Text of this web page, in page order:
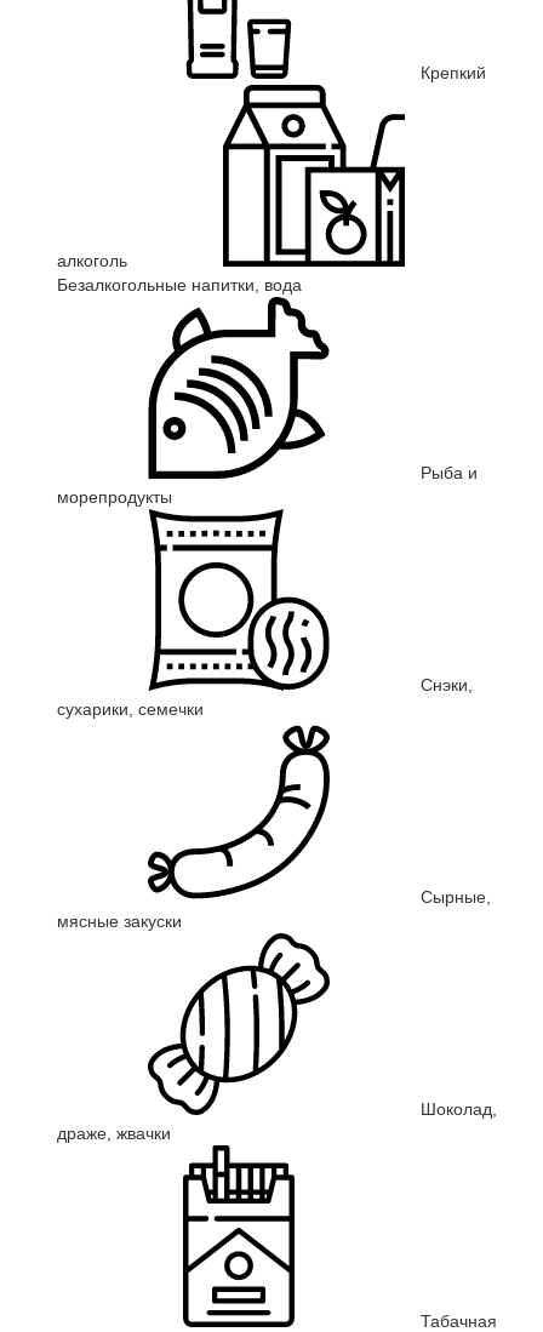
Крепкий
алкоголь
Безалкогольные напитки, вода
Рыба и
морепродукты
Снэки,
сухарики, семечки
Сырные,
мясные закуски
Шоколад,
драже, жвачки
Табачная